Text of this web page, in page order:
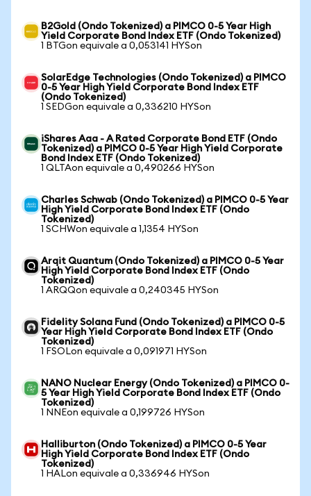
B2Gold (Ondo Tokenized) a PIMCO 0-5 Year High
Yield Corporate Bond Index ETF (Ondo Tokenized)
1 BTGon equivale a 0,053141 HYSon
SolarEdge Technologies (Ondo Tokenized) a PIMCO
0-5 Year High Yield Corporate Bond Index ETF
(Ondo Tokenized)
1 SEDGon equivale a 0,336210 HYSon
iShares Aaa - A Rated Corporate Bond ETF (Ondo
Tokenized) a PIMCO 0-5 Year High Yield Corporate
Bond Index ETF (Ondo Tokenized)
1 QLTAon equivale a 0,490266 HYSon
Charles Schwab (Ondo Tokenized) a PIMCO 0-5 Year
High Yield Corporate Bond Index ETF (Ondo
Tokenized)
1 SCHWon equivale a 1,1354 HYSon
Arqit Quantum (Ondo Tokenized) a PIMCO 0-5 Year
High Yield Corporate Bond Index ETF (Ondo
Tokenized)
1 ARQQon equivale a 0,240345 HYSon
Fidelity Solana Fund (Ondo Tokenized) a PIMCO 0-5
Year High Yield Corporate Bond Index ETF (Ondo
Tokenized)
1 FSOLon equivale a 0,091971 HYSon
NANO Nuclear Energy (Ondo Tokenized) a PIMCO 0-
5 Year High Yield Corporate Bond Index ETF (Ondo
Tokenized)
1 NNEon equivale a 0,199726 HYSon
Halliburton (Ondo Tokenized) a PIMCO 0-5 Year
High Yield Corporate Bond Index ETF (Ondo
Tokenized)
1 HALon equivale a 0,336946 HYSon